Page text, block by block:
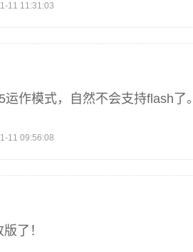
11 11:31:03
作模式，自然不会支持flash了。
11 09:56:08
了！